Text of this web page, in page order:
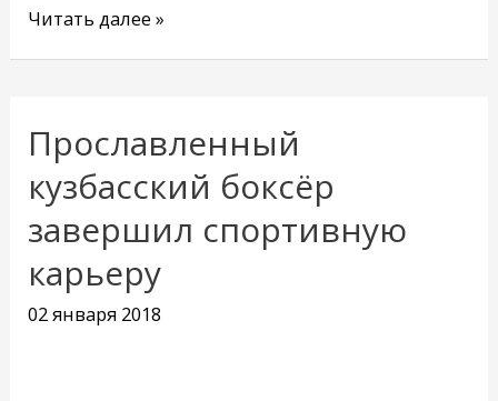
Читать далее »
Прославленный
кузбасский боксёр
завершил спортивную
карьеру
02 января 2018
Прославленный
кузбасский
боксёр
завершил
спортивную
карьеру